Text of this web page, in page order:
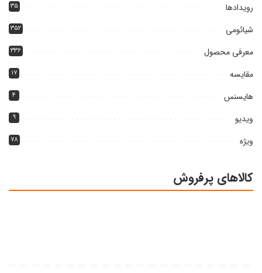
رویدادها ۳۵
شیائومی ۳۵۲
معرفی محصول ۳۳۶
مقایسه ۱۷
هایسنس ۴
ویدیو ۹
ویژه ۷۸
کالاهای پرفروش